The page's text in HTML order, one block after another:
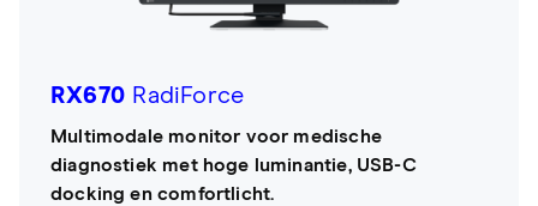
RX670 RadiForce
Multimodale monitor voor medische
diagnostiek met hoge luminantie, USB-C
docking en comfortlicht.